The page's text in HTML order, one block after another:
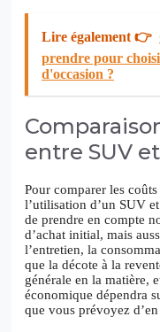
Lire également 👉
prendre pour
d'occasion ?
entre SUV
Pour comparer les coûts
l’utilisation d’un SUV
de prendre en compte
d’achat initial, mais
l’entretien, la
que la décote à la
générale en la matière,
économique dépendra
que vous prévoyez